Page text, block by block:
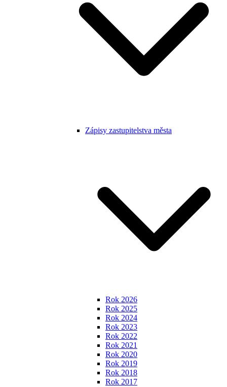
Zápisy zastupitelstva města
Rok 2026
Rok 2025
Rok 2024
Rok 2023
Rok 2022
Rok 2021
Rok 2020
Rok 2019
Rok 2018
Rok 2017